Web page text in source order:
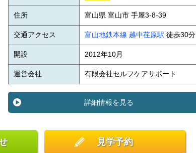
住所 富山県 富山市 手屋3-8-39
交通アクセス 富山地鉄本線 越中荏原駅 徒歩30分
開設 2012年10月
運営会社 有限会社セルフケアサポート
詳細情報を見る
見学予約